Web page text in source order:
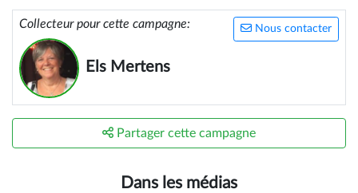
Nous contacter
Collecteur pour cette campagne:
Els Mertens
Partager cette campagne
Dans les médias